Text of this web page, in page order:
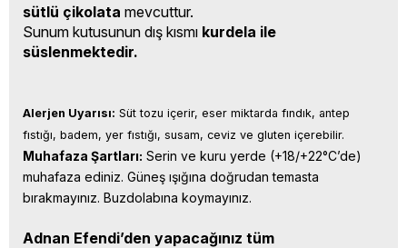
sütlü çikolata mevcuttur.
Sunum kutusunun dış kısmı kurdela ile
süslenmektedir.
Alerjen Uyarısı: Süt tozu içerir, eser miktarda fındık, antep
fıstığı, badem, yer fıstığı, susam, ceviz ve gluten içerebilir.
Muhafaza Şartları: Serin ve kuru yerde (+18/+22°C’de)
muhafaza ediniz. Güneş ışığına doğrudan temasta
bırakmayınız. Buzdolabına koymayınız.
Adnan Efendi’den yapacağınız tüm